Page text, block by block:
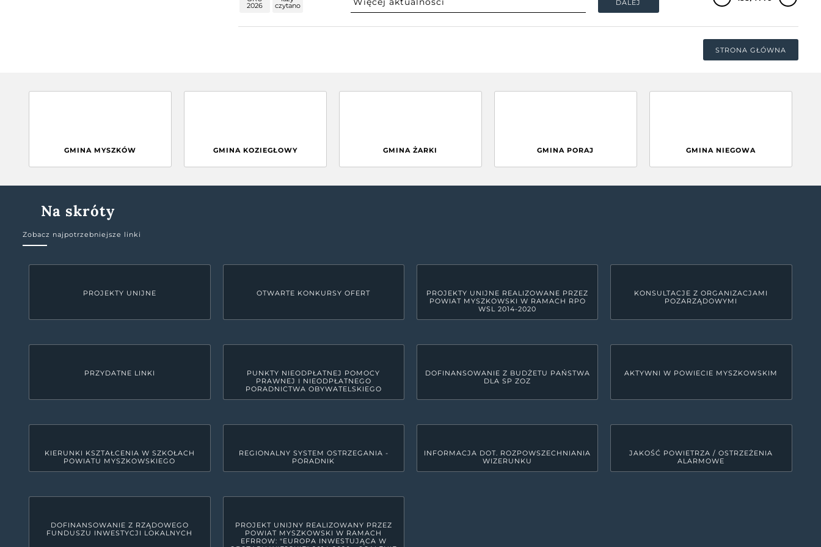
2026 czytano DALEJ
STRONA GŁÓWNA
GMINA MYSZKÓW GMINA KOZIEGŁOWY GMINA ŻARKI GMINA PORAJ GMINA NIEGOWA
Na skróty
Zobacz najpotrzebniejsze linki
PROJEKTY UNIJNE OTWARTE KONKURSY OFERT
PROJEKTY UNIJNE REALIZOWANE PRZEZ
POWIAT MYSZKOWSKI W RAMACH RPO
WSL 2014-2020
KONSULTACJE Z ORGANIZACJAMI
POZARZĄDOWYMI
PRZYDATNE LINKI
PUNKTY NIEODPŁATNEJ POMOCY
PRAWNEJ I NIEODPŁATNEGO
PORADNICTWA OBYWATELSKIEGO
DOFINANSOWANIE Z BUDŻETU PAŃSTWA
DLA SP ZOZ
AKTYWNI W POWIECIE MYSZKOWSKIM
KIERUNKI KSZTAŁCENIA W SZKOŁACH
POWIATU MYSZKOWSKIEGO
REGIONALNY SYSTEM OSTRZEGANIA -
PORADNIK
INFORMACJA DOT. ROZPOWSZECHNIANIA
WIZERUNKU
JAKOŚĆ POWIETRZA / OSTRZEŻENIA
ALARMOWE
DOFINANSOWANIE Z RZĄDOWEGO
FUNDUSZU INWESTYCJI LOKALNYCH
PROJEKT UNIJNY REALIZOWANY PRZEZ
POWIAT MYSZKOWSKI W RAMACH
EFRROW: "EUROPA INWESTUJĄCA W
KONTAKT
woj. śląskie, pow. myszkowski
GODZINY PRACY URZĘDU LINKI SYSTEMOWE